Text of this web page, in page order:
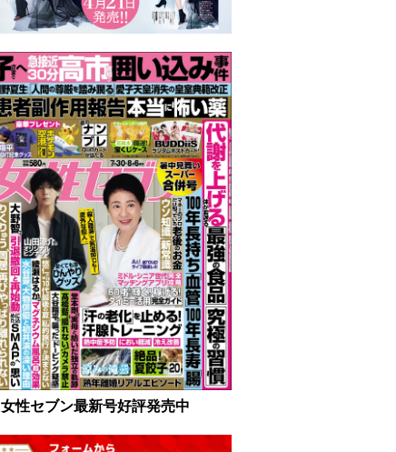
女性セブン最新号好評発売中